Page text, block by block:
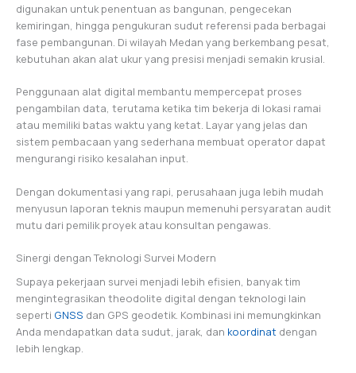
digunakan untuk penentuan as bangunan, pengecekan
kemiringan, hingga pengukuran sudut referensi pada berbagai
fase pembangunan. Di wilayah Medan yang berkembang pesat,
kebutuhan akan alat ukur yang presisi menjadi semakin krusial.
Penggunaan alat digital membantu mempercepat proses
pengambilan data, terutama ketika tim bekerja di lokasi ramai
atau memiliki batas waktu yang ketat. Layar yang jelas dan
sistem pembacaan yang sederhana membuat operator dapat
mengurangi risiko kesalahan input.
Dengan dokumentasi yang rapi, perusahaan juga lebih mudah
menyusun laporan teknis maupun memenuhi persyaratan audit
mutu dari pemilik proyek atau konsultan pengawas.
Sinergi dengan Teknologi Survei Modern
Supaya pekerjaan survei menjadi lebih efisien, banyak tim
mengintegrasikan theodolite digital dengan teknologi lain
seperti GNSS dan GPS geodetik. Kombinasi ini memungkinkan
Anda mendapatkan data sudut, jarak, dan koordinat dengan
lebih lengkap.